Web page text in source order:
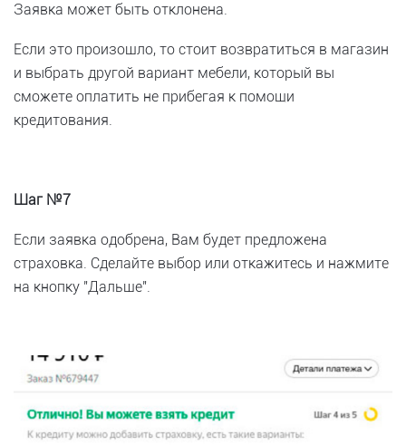
Заявка может быть отклонена.
Если это произошло, то стоит возвратиться в магазин
и выбрать другой вариант мебели, который вы
сможете оплатить не прибегая к помощи
кредитования.
Шаг №7
Если заявка одобрена, Вам будет предложена
страховка. Сделайте выбор или откажитесь и нажмите
на кнопку "Дальше".